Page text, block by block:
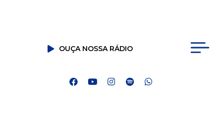
OUÇA NOSSA RÁDIO